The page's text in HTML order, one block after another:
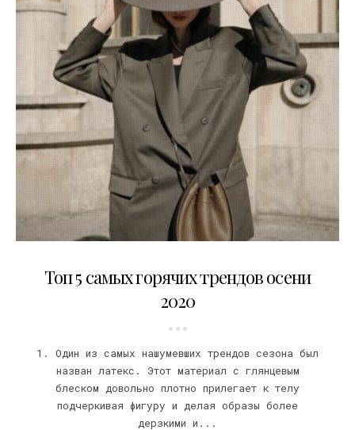
Топ 5 самых горячих трендов осени
2020
1. Один из самых нашумевших трендов сезона был
назван латекс. Этот материал с глянцевым
блеском довольно плотно прилегает к телу
подчеркивая фигуру и делая образы более
дерзкими и...